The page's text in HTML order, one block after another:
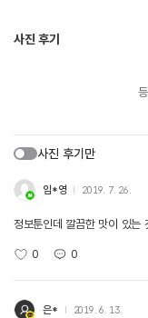
사진 후기
사진 후기만
임*영 2019. 7. 26.
정보툰인데 깔끔한 맛이 있는
0 0
은* 2019. 6. 13.